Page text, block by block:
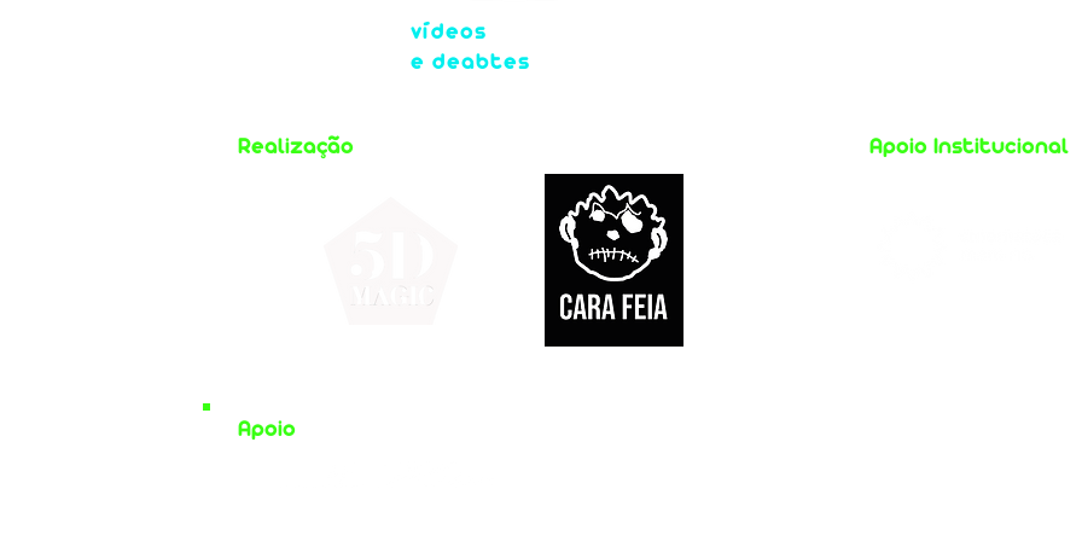
vídeos
e deabtes
Realização Apoio Institucional
Apoio